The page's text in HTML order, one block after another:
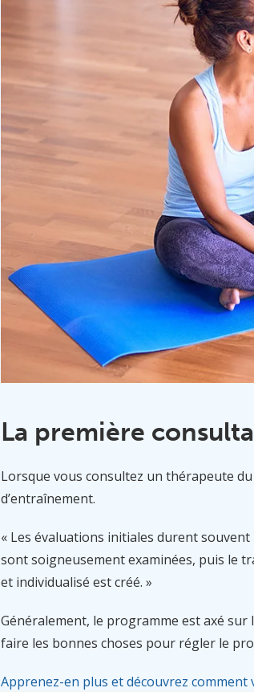
La première
Lorsque vous consultez un thérapeute
d’entraînement.
« Les évaluations initiales durent
sont soigneusement examinées, puis le
et individualisé est créé. »
Généralement, le programme est axé sur
faire les bonnes choses pour régler le
Apprenez-en plus et découvrez